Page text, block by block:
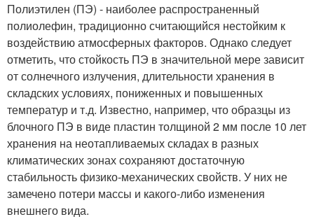
Полиэтилен (ПЭ) - наиболее распространенный
полиолефин, традиционно считающийся нестойким к
воздействию атмосферных факторов. Однако следует
отметить, что стойкость ПЭ в значительной мере зависит
от солнечного излучения, длительности хранения в
складских условиях, пониженных и повышенных
температур и т.д. Известно, например, что образцы из
блочного ПЭ в виде пластин толщиной 2 мм после 10 лет
хранения на неотапливаемых складах в разных
климатических зонах сохраняют достаточную
стабильность физико-механических свойств. У них не
замечено потери массы и какого-либо изменения
внешнего вида.